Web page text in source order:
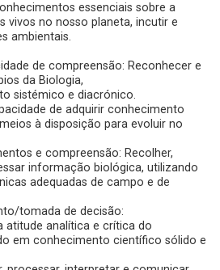
essenciais sobre a
vivos no nosso planeta, incutir e
ambientais.
de compreensão: Reconhecer e
da Biologia,
sistémico e diacrónico.
de adquirir conhecimento
à disposição para evoluir no
e compreensão: Recolher,
informação biológica, utilizando
adequadas de campo e de
tomada de decisão:
atitude analítica e crítica do
em conhecimento científico sólido e